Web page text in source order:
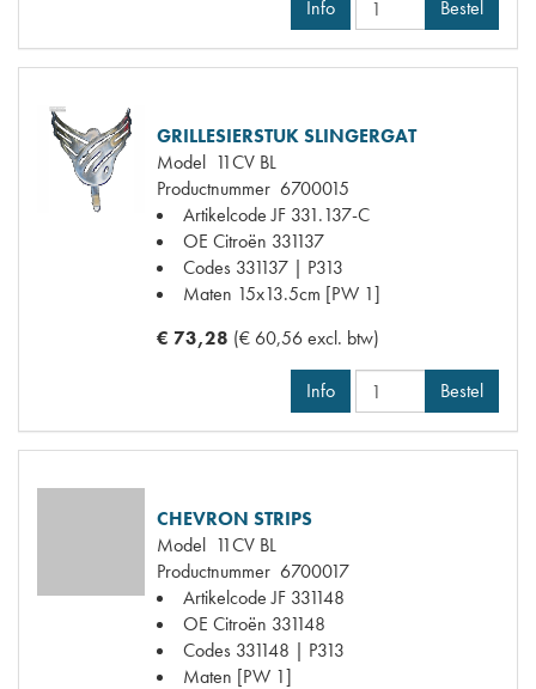
Info Bestel
GRILLESIERSTUK SLINGERGAT
Model 11CV BL
Productnummer 6700015
Artikelcode JF 331.137-C
OE Citroën 331137
Codes 331137 | P313
Maten 15x13.5cm [PW 1]
€ 73,28 (€ 60,56 excl. btw)
Info Bestel
CHEVRON STRIPS
Model 11CV BL
Productnummer 6700017
Artikelcode JF 331148
OE Citroën 331148
Codes 331148 | P313
Maten [PW 1]